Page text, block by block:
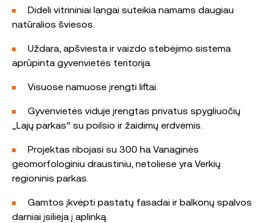
Dideli vitrininiai langai suteikia namams daugiau
natūralios šviesos.
Uždara, apšviesta ir vaizdo stebėjimo sistema
aprūpinta gyvenvietės teritorija.
Visuose namuose įrengti liftai.
Gyvenvietės viduje įrengtas privatus spygliuočių
„Lajų parkas“ su poilsio ir žaidimų erdvėmis.
Projektas ribojasi su 300 ha Vanaginės
geomorfologiniu draustiniu, netoliese yra Verkių
regioninis parkas.
Gamtos įkvėpti pastatų fasadai ir balkonų spalvos
darniai įsilieja į aplinką.